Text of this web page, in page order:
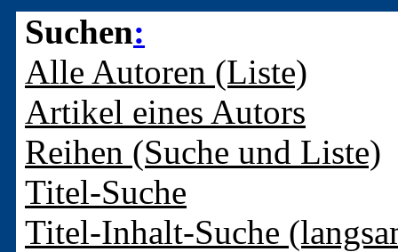
Suchen:
Alle Autoren (Liste)
Artikel eines Autors
Reihen (Suche und Liste)
Titel-Suche
Titel-Inhalt-Suche